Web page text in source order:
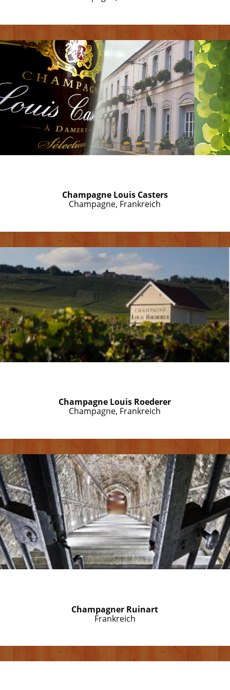
Champagne Louis Casters
Champagne, Frankreich
Champagne Louis Roederer
Champagne, Frankreich
Champagner Ruinart
Frankreich